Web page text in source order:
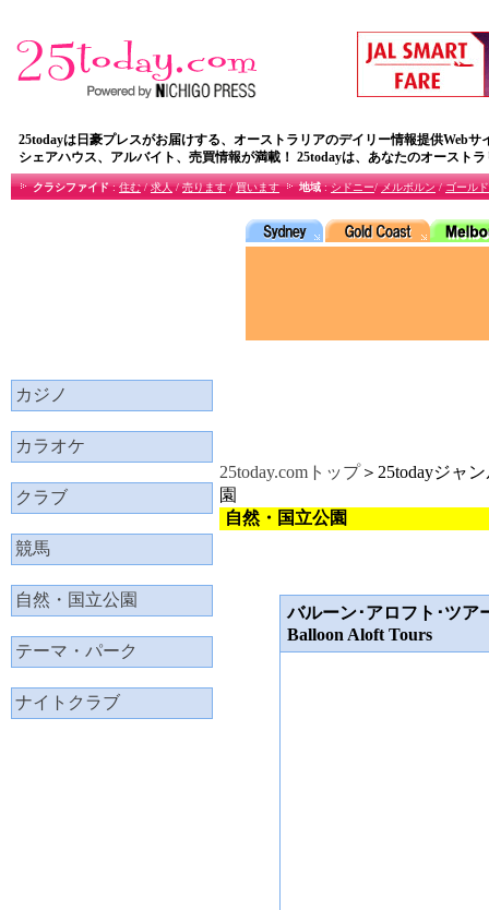
25todayは日豪プレスがお届けする、オーストラリアのデイリー情報提供Webサ
シェアハウス、アルバイト、売買情報が満載！ 25todayは、あなたのオースト
クラシファイド:住む/求人/売ります/買います 地域:シドニー/メルボルン/ゴール
カジノ
カラオケ
クラブ
競馬
自然・国立公園
テーマ・パーク
ナイトクラブ
25today.comトップ＞25todayジャ
園
自然・国立公園
バルーン･アロフト･ツア
Balloon Aloft Tours